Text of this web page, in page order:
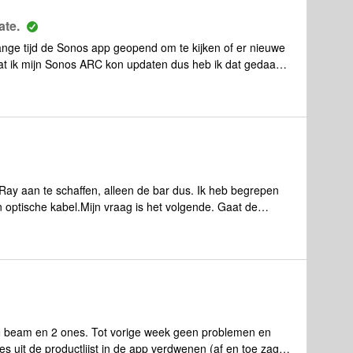
tijd de Sonos app geopend om te kijken of er nieuwe
ik mijn Sonos ARC kon updaten dus heb ik dat gedaan.
heb ik de koppeling met mijn tv verloren. App geeft
heb nieuwe hdmi kabel geprobeerd nieuw ethernet
65NU8000. Ik heb ook de Sonos ARC een reset
kabel lukt niet want heb dat niet thuis liggen)
aan te schaffen, alleen de bar dus. Ik heb begrepen
kabel.Mijn vraag is het volgende. Gaat de
? Of moet ik deze zelf inschakelen.En gaat deze
? Hoe zit het met synchroon lopen van het geluid als ik
??
en 2 ones. Tot vorige week geen problemen en
uit de productlijst in de app verdwenen (af en toe zag ik